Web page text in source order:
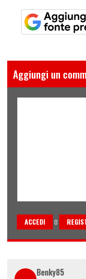
Aggiungi un
ACCEDI o
Benky85